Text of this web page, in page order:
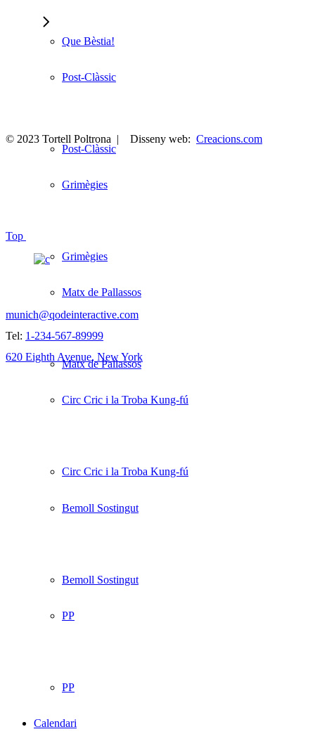
Post-Clàssic
Grimègies
Matx de Pallassos
Circ Cric i la Troba Kung-fú
Bemoll Sostingut
PP
Calendari
Que Bèstia!
Post-Clàssic
Grimègies
Matx de Pallassos
Circ Cric i la Troba Kung-fú
Bemoll Sostingut
PP
© 2023 Tortell Poltrona | Disseny web: Creacions.com
Top
munich@qodeinteractive.com
Tel: 1-234-567-89999
620 Eighth Avenue, New York